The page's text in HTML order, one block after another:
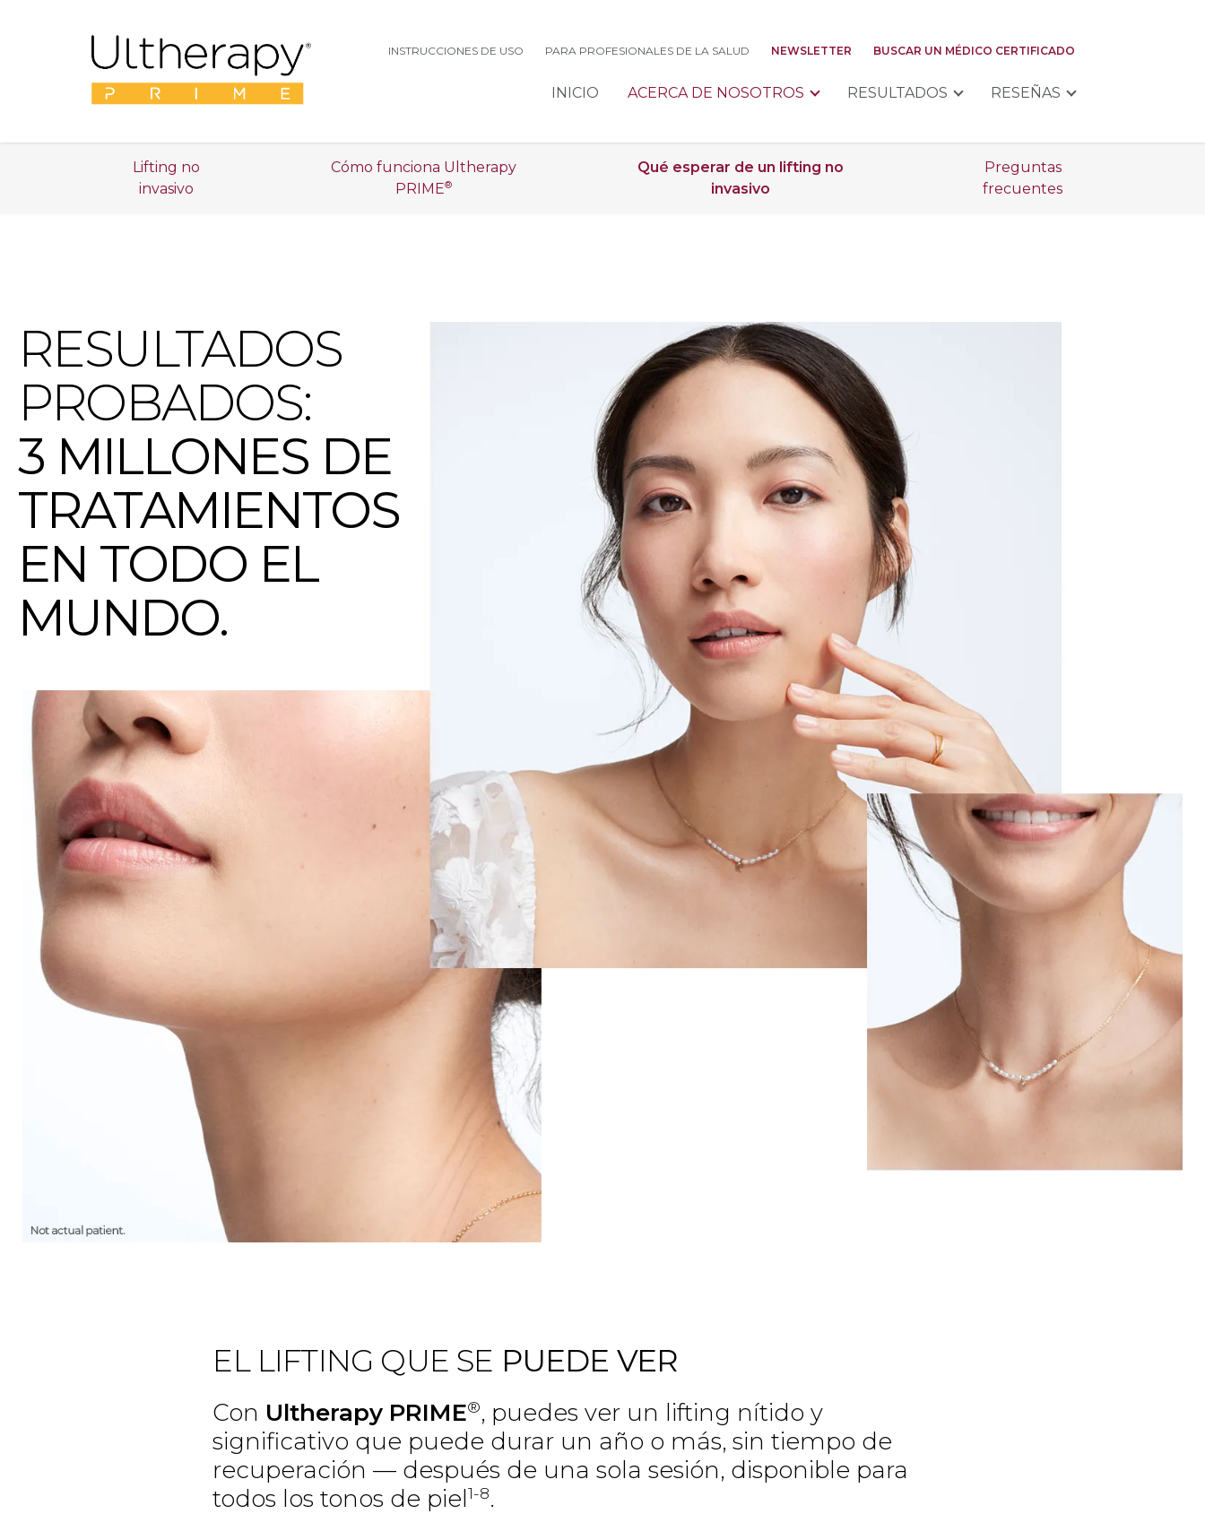
INSTRUCCIONES DE USO PARA PROFESIONALES DE LA SALUD NEWSLETTER BUSCAR UN MÉDICO CERTIFICADO
INICIO ACERCA DE NOSOTROS RESULTADOS RESEÑAS
Lifting no
invasivo
Cómo funciona Ultherapy
PRIME®
Qué esperar de un lifting no
invasivo
Preguntas
frecuentes
RESULTADOS
PROBADOS:
3 MILLONES DE
TRATAMIENTOS
EN TODO EL
MUNDO.
EL LIFTING QUE SE PUEDE VER
Con Ultherapy PRIME®, puedes ver un lifting nítido y
significativo que puede durar un año o más, sin tiempo de
recuperación — después de una sola sesión, disponible para
todos los tonos de piel1-8.